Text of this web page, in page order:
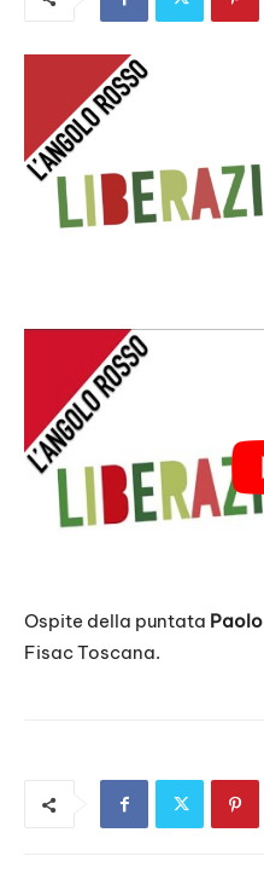
Ospite della puntata
Fisac Toscana.